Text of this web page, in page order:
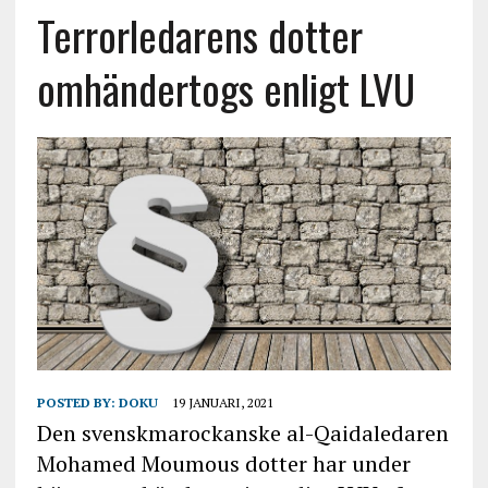
Terrorledarens dotter
omhändertogs enligt LVU
POSTED BY: DOKU 19 JANUARI, 2021
Den svenskmarockanske al-Qaidaledaren
Mohamed Moumous dotter har under